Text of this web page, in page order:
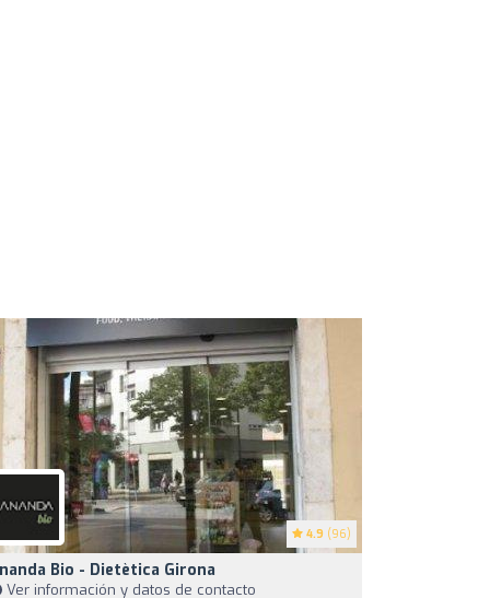
4.9 (96)
Bio - Dietètica Girona
Ver información y datos de contacto